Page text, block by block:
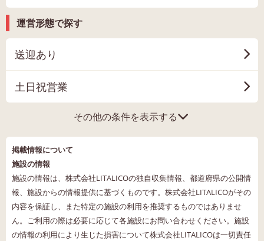
運営形態で探す
送迎あり
土日祝営業
その他の条件を表示する
掲載情報について
施設の情報
施設の情報は、株式会社LITALICOの独自収集情報、都道府県の公開情
報、施設からの情報提供に基づくものです。株式会社LITALICOがその
内容を保証し、また特定の施設の利用を推奨するものではありませ
ん。ご利用の際は必要に応じて各施設にお問い合わせください。施設
の情報の利用により生じた損害について株式会社LITALICOは一切責任